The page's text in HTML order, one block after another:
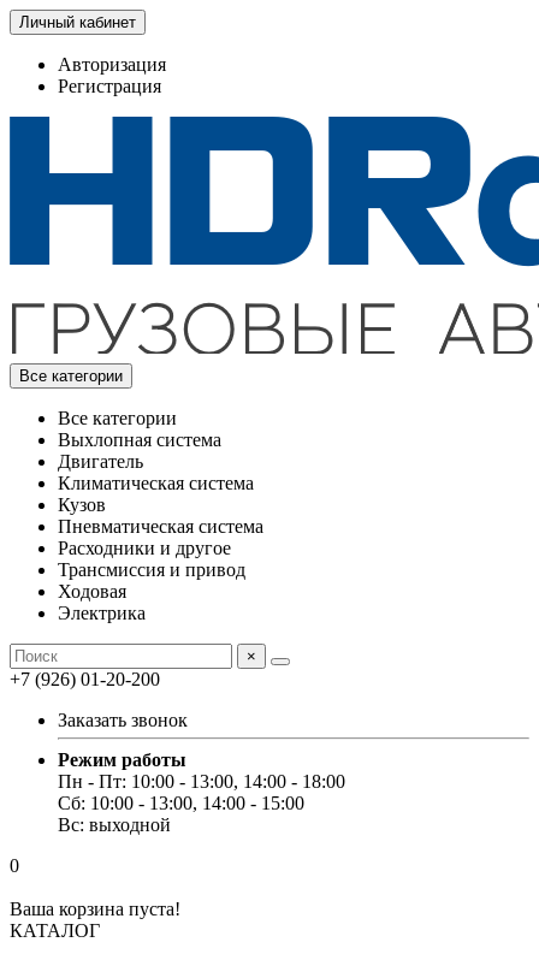
Личный кабинет
Авторизация
Регистрация
Все категории
Все категории
Выхлопная система
Двигатель
Климатическая система
Кузов
Пневматическая система
Расходники и другое
Трансмиссия и привод
Ходовая
Электрика
×
+7 (926) 01-20-200
Заказать звонок
Режим работы
Пн - Пт: 10:00 - 13:00, 14:00 - 18:00
Сб: 10:00 - 13:00, 14:00 - 15:00
Вс: выходной
0
Ваша корзина пуста!
КАТАЛОГ